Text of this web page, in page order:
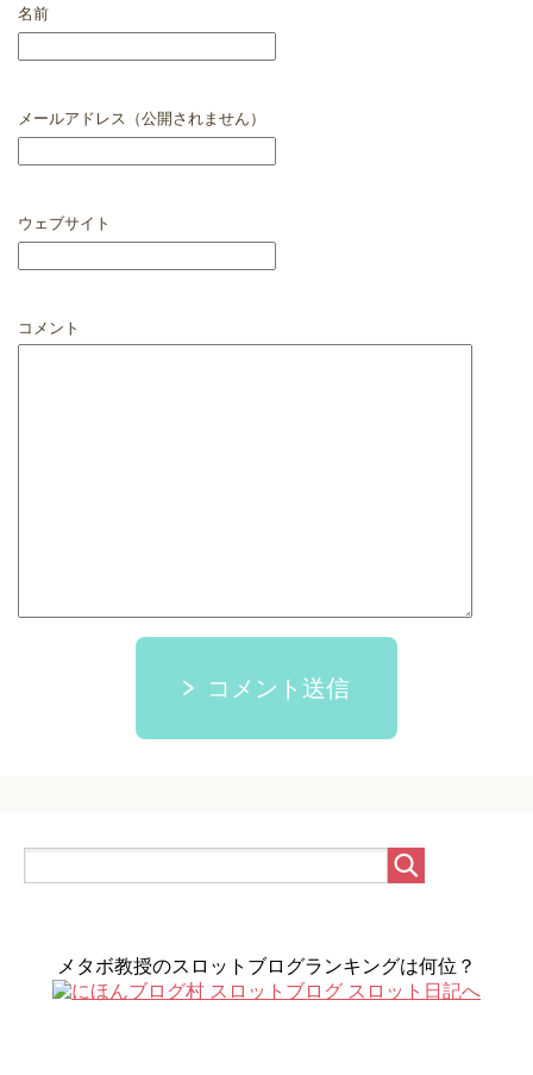
名前
メールアドレス（公開されません）
ウェブサイト
コメント
コメント送信
メタボ教授のスロットブログランキングは何位？